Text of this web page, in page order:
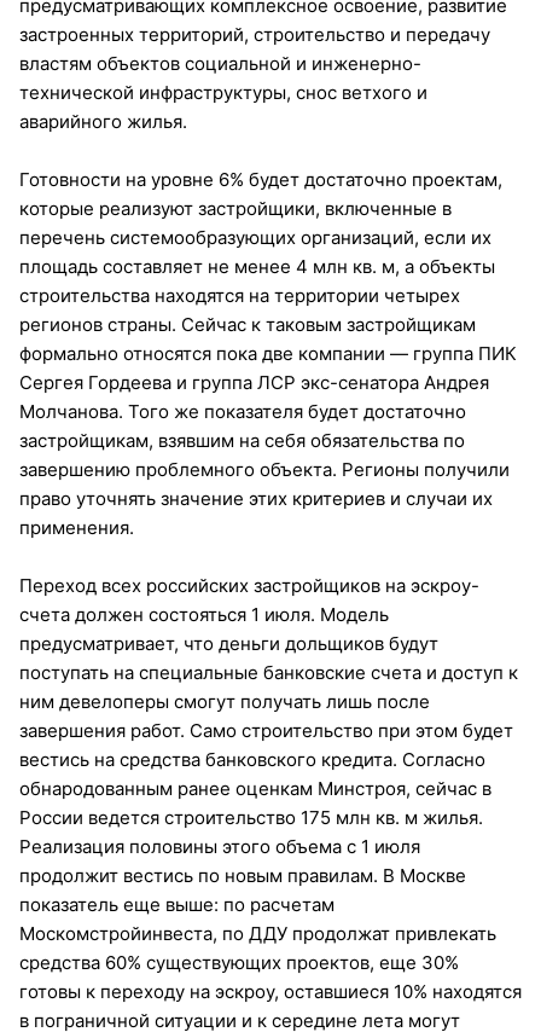
предусматривающих комплексное освоение, развитие
застроенных территорий, строительство и передачу
властям объектов социальной и инженерно-
технической инфраструктуры, снос ветхого и
аварийного жилья.
Готовности на уровне 6% будет достаточно проектам,
которые реализуют застройщики, включенные в
перечень системообразующих организаций, если их
площадь составляет не менее 4 млн кв. м, а объекты
строительства находятся на территории четырех
регионов страны. Сейчас к таковым застройщикам
формально относятся пока две компании — группа ПИК
Сергея Гордеева и группа ЛСР экс-сенатора Андрея
Молчанова. Того же показателя будет достаточно
застройщикам, взявшим на себя обязательства по
завершению проблемного объекта. Регионы получили
право уточнять значение этих критериев и случаи их
применения.
Переход всех российских застройщиков на эскроу-
счета должен состояться 1 июля. Модель
предусматривает, что деньги дольщиков будут
поступать на специальные банковские счета и доступ к
ним девелоперы смогут получать лишь после
завершения работ. Само строительство при этом будет
вестись на средства банковского кредита. Согласно
обнародованным ранее оценкам Минстроя, сейчас в
России ведется строительство 175 млн кв. м жилья.
Реализация половины этого объема с 1 июля
продолжит вестись по новым правилам. В Москве
показатель еще выше: по расчетам
Москомстройинвеста, по ДДУ продолжат привлекать
средства 60% существующих проектов, еще 30%
готовы к переходу на эскроу, оставшиеся 10% находятся
в пограничной ситуации и к середине лета могут